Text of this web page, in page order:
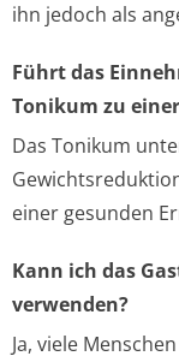
ihn jedoch als
Führt das
Tonikum zu
Das Tonikum
einer gesunden
Kann ich das
verwenden?
Ja, viele